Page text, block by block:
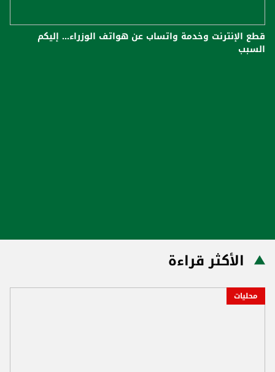
قطع الإنترنت وخدمة واتساب عن هواتف الوزراء... إليكم
السبب
الأكثر قراءة
محليات